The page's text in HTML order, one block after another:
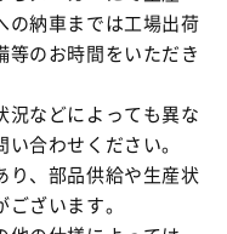
の納車までは工場出荷
等のお時間をいただき
などによっても異な
合わせください。
り、部品供給や生産状
ざいます。